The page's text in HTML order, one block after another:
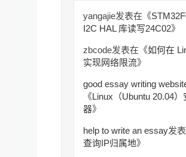
yangajie发表在《
I2C HAL 库读写24C02》
zbcode发表在《如何在
实现网络限流》
good essay writing
《Linux（Ubuntu 20.04
器》
help to write an essay发
查询IP归属地》